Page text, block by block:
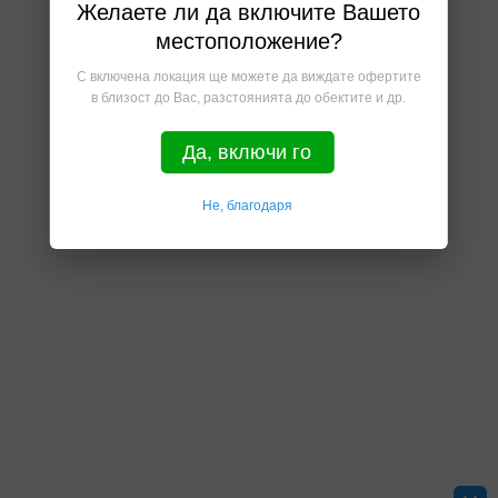
Желаете ли да включите Вашето
местоположение?
С включена локация ще можете да виждате офертите
в близост до Вас, разстоянията до обектите и др.
Да, включи го
Не, благодаря